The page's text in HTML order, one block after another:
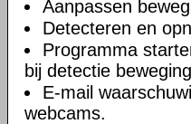
Aanpassen
Detecteren en
Programma
bij detectie
E-mail
webcams.